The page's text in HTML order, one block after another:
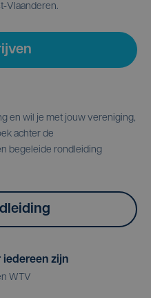
Vlaanderen.
en wil je met jouw vereniging,
achter de
begeleide rondleiding
iedereen zijn
WTV